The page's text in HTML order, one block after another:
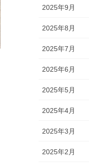
2025年9月
2025年8月
2025年7月
2025年6月
2025年5月
2025年4月
2025年3月
2025年2月